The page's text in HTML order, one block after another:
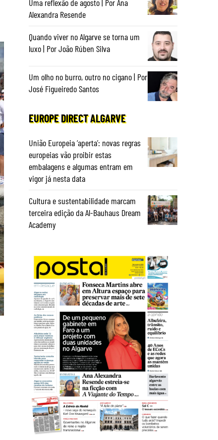
Uma reflexão de agosto | Por Ana
Alexandra Resende
Quando viver no Algarve se torna um
luxo | Por João Rúben Silva
Um olho no burro, outro no cigano | Por
José Figueiredo Santos
EUROPE DIRECT ALGARVE
União Europeia ‘aperta’: novas regras
europeias vão proibir estas
embalagens e algumas entram em
vigor já nesta data
Cultura e sustentabilidade marcam
terceira edição da Al-Bauhaus Dream
Academy